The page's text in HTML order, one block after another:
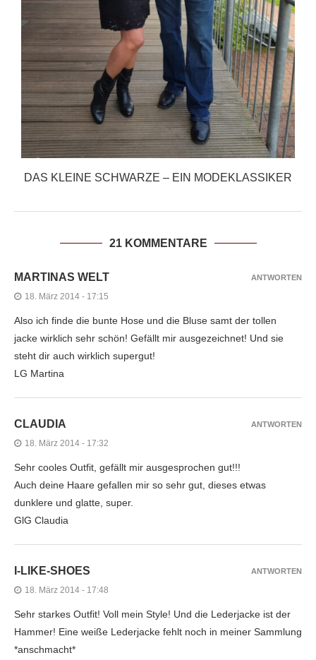
DAS KLEINE SCHWARZE – EIN MODEKLASSIKER
21 KOMMENTARE
MARTINAS WELT
18. März 2014 - 17:15
Also ich finde die bunte Hose und die Bluse samt der tollen
jacke wirklich sehr schön! Gefällt mir ausgezeichnet! Und sie
steht dir auch wirklich supergut!
LG Martina
ANTWORTEN
CLAUDIA
18. März 2014 - 17:32
Sehr cooles Outfit, gefällt mir ausgesprochen gut!!!
Auch deine Haare gefallen mir so sehr gut, dieses etwas
dunklere und glatte, super.
GlG Claudia
ANTWORTEN
I-LIKE-SHOES
18. März 2014 - 17:48
Sehr starkes Outfit! Voll mein Style! Und die Lederjacke ist der
Hammer! Eine weiße Lederjacke fehlt noch in meiner Sammlung
*anschmacht*
ANTWORTEN